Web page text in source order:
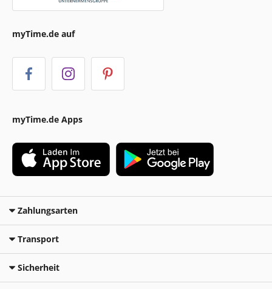
myTime.de auf
myTime.de Apps
Zahlungsarten
Transport
Sicherheit